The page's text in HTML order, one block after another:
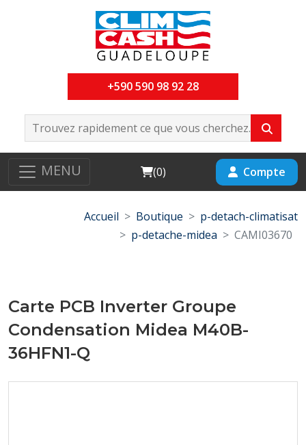
+590 590 98 92 28
MENU Cart
(0) Compte
Accueil Boutique
p-detach-climatisat
p-detache-midea
CAMI03670
Carte PCB Inverter Groupe
Condensation Midea M40B-
36HFN1-Q